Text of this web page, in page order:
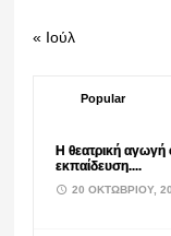
« Ιούλ
Popular
Η θεατρική αγωγή
εκπαίδευση....
20 ΟΚΤΩΒΡΊΟΥ,